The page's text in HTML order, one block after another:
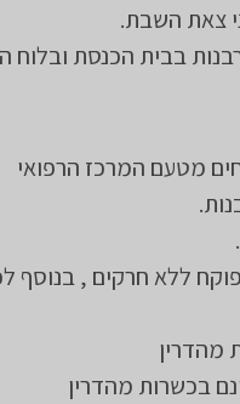
בבית הכנסת ובלוח
מטעם המרכז הרפואי
ללא חרקים , בנוסף
מהדרין
בכשרות מהדרין